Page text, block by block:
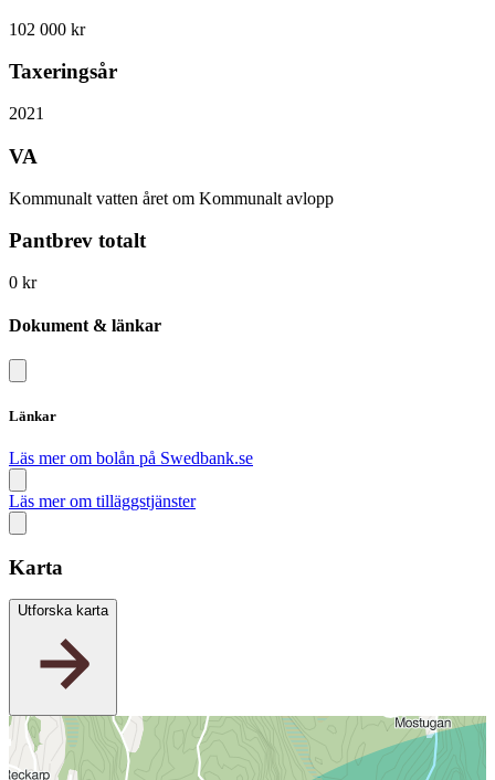
102 000 kr
Taxeringsår
2021
VA
Kommunalt vatten året om Kommunalt avlopp
Pantbrev totalt
0 kr
Dokument & länkar
Länkar
Läs mer om bolån på Swedbank.se
Läs mer om tilläggstjänster
Karta
Utforska karta